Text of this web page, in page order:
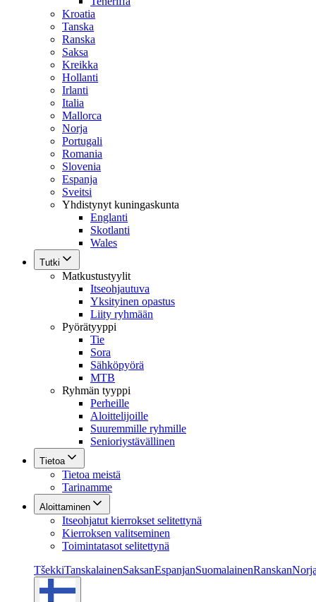
Kroatia
Tanska
Ranska
Saksa
Kreikka
Hollanti
Irlanti
Italia
Mallorca
Norja
Portugali
Romania
Slovenia
Espanja
Sveitsi
Yhdistynyt kuningaskunta
Englanti
Skotlanti
Wales
Tutki
Matkustustyylit
Itseohjautuva
Yksityinen opastus
Liity ryhmään
Pyörätyyppi
Tie
Sora
Sähköpyörä
MTB
Ryhmän tyyppi
Perheille
Aloittelijoille
Suuremmille ryhmille
Senioriystävällinen
Tietoa
Tietoa meistä
Tarinamme
Aloittaminen
Itseohjatut kierrokset selitettynä
Kierroksen valitseminen
Toimintatasot selitettynä
TšekkiTanskalainenSaksanEspanjanSuomalainenRanskan